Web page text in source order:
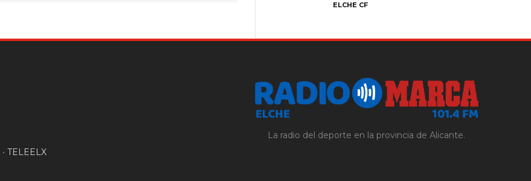
ELCHE CF
• TELEELX
La radio del deporte en la provincia de Alicante.